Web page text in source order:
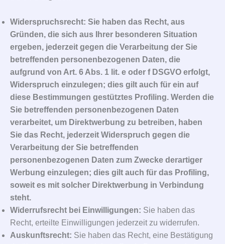
Widerspruchsrecht: Sie haben das Recht, aus
Gründen, die sich aus Ihrer besonderen Situation
ergeben, jederzeit gegen die Verarbeitung der Sie
betreffenden personenbezogenen Daten, die
aufgrund von Art. 6 Abs. 1 lit. e oder f DSGVO erfolgt,
Widerspruch einzulegen; dies gilt auch für ein auf
diese Bestimmungen gestütztes Profiling. Werden die
Sie betreffenden personenbezogenen Daten
verarbeitet, um Direktwerbung zu betreiben, haben
Sie das Recht, jederzeit Widerspruch gegen die
Verarbeitung der Sie betreffenden
personenbezogenen Daten zum Zwecke derartiger
Werbung einzulegen; dies gilt auch für das Profiling,
soweit es mit solcher Direktwerbung in Verbindung
steht.
Widerrufsrecht bei Einwilligungen: Sie haben das
Recht, erteilte Einwilligungen jederzeit zu widerrufen.
Auskunftsrecht: Sie haben das Recht, eine Bestätigung